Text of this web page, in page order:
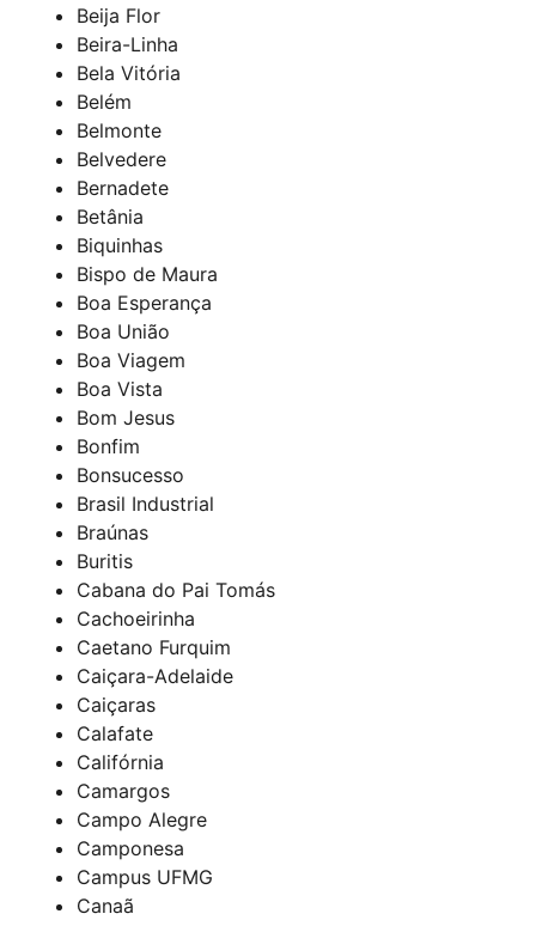
Beija Flor
Beira-Linha
Bela Vitória
Belém
Belmonte
Belvedere
Bernadete
Betânia
Biquinhas
Bispo de Maura
Boa Esperança
Boa União
Boa Viagem
Boa Vista
Bom Jesus
Bonfim
Bonsucesso
Brasil Industrial
Braúnas
Buritis
Cabana do Pai Tomás
Cachoeirinha
Caetano Furquim
Caiçara-Adelaide
Caiçaras
Calafate
Califórnia
Camargos
Campo Alegre
Camponesa
Campus UFMG
Canaã